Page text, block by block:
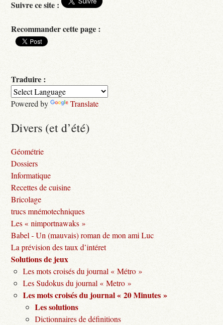
Suivre ce site :
Recommander cette page :
Traduire :
Powered by Translate
Divers (et d’été)
Géométrie
Dossiers
Informatique
Recettes de cuisine
Bricolage
trucs mnémotechniques
Les « nimportnawaks »
Babel - Un (mauvais) roman de mon ami Luc
La prévision des taux d’intéret
Solutions de jeux
Les mots croisés du journal « Métro »
Les Sudokus du journal « Metro »
Les mots croisés du journal « 20 Minutes »
Les solutions
Dictionnaires de définitions